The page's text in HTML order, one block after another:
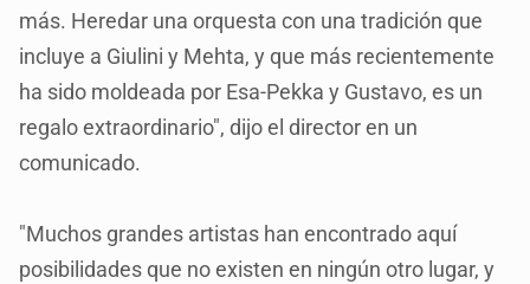
más. Heredar una orquesta con una tradición que
incluye a Giulini y Mehta, y que más recientemente
ha sido moldeada por Esa-Pekka y Gustavo, es un
regalo extraordinario", dijo el director en un
comunicado.
"Muchos grandes artistas han encontrado aquí
posibilidades que no existen en ningún otro lugar, y